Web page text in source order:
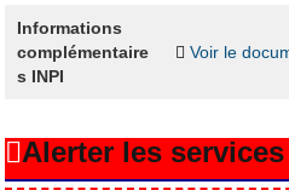
Informations
complémentaire
s INPI
Voir le
Alerter les